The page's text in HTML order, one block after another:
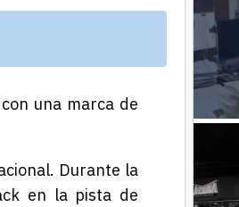
con una marca de
Durante la
en la pista de